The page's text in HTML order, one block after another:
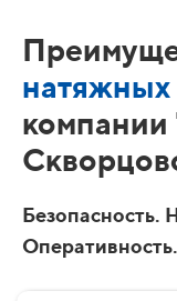
натяжных
Безопасность.